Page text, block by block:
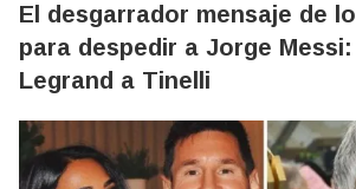
El desgarrador mensaje de
para despedir a Jorge
Legrand a Tinelli